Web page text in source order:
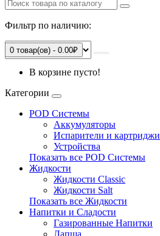
Фильтр по наличию:
0 товар(ов) - 0.00₽
В корзине пусто!
Категории
POD Системы
Аккумуляторы
Испарители и картриджи
Устройства
Показать все POD Системы
Жидкости
Жидкости Classic
Жидкости Salt
Показать все Жидкости
Напитки и Сладости
Газированные Напитки
Лапша